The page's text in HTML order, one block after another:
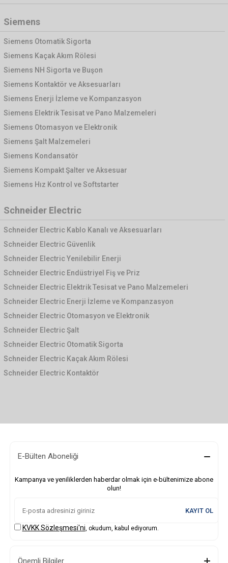
Siemens
Siemens Otomatik Sigorta
Siemens Kaçak Akım Rölesi
Siemens NH Sigorta ve Buşon
Siemens Kontaktör ve Aksesuarları
Siemens Enerji İzleme ve Kompanzasyon
Siemens Elektrik Tesisat ve Pano Malzemeleri
Siemens Otomasyon ve Elektronik
Siemens Şalt Malzemeleri
Siemens Kondansatör
Siemens Kompakt Şalter ve Aksesuar
Siemens Hız Kontrol ve Softstarter
Schneider Electric
Schneider Electric Kablo Kanalı ve Aksesuarları
Schneider Electric Güvenlik
Schneider Electric Yenilebilir Enerji
Schneider Electric Endüstriyel Fiş ve Priz
Schneider Electric Elektrik Tesisat ve Pano Malzemeleri
Schneider Electric Enerji İzleme ve Kompanzasyon
Schneider Electric Otomasyon ve Elektronik
Schneider Electric Şalt
Schneider Electric Otomatik Sigorta
Schneider Electric Kaçak Akım Rölesi
Schneider Electric Kontaktör
E-Bülten Aboneliği
Kampanya ve yeniliklerden haberdar olmak için e-bültenimize abone
olun!
KAYIT OL
KVKK Sözleşmesi'ni, okudum, kabul ediyorum.
Önemli Bilgiler